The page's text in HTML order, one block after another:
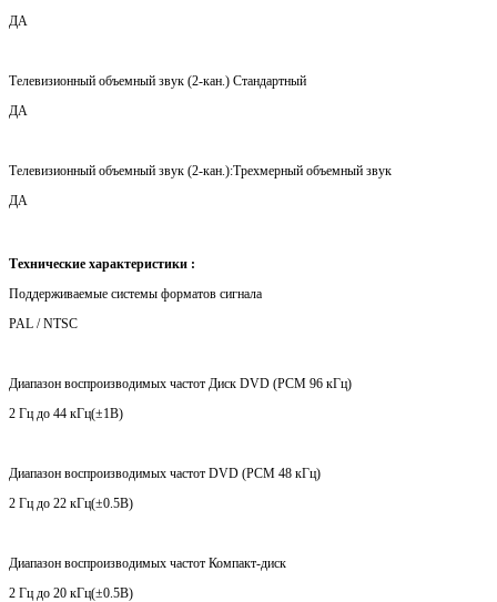
ДА
Телевизионный объемный звук (2-кан.) Стандартный
ДА
Телевизионный объемный звук (2-кан.):Трехмерный объемный звук
ДА
Технические характеристики :
Поддерживаемые системы форматов сигнала
PAL / NTSC
Диапазон воспроизводимых частот Диск DVD (PCM 96 кГц)
2 Гц до 44 кГц(±1B)
Диапазон воспроизводимых частот DVD (PCM 48 кГц)
2 Гц до 22 кГц(±0.5B)
Диапазон воспроизводимых частот Компакт-диск
2 Гц до 20 кГц(±0.5B)